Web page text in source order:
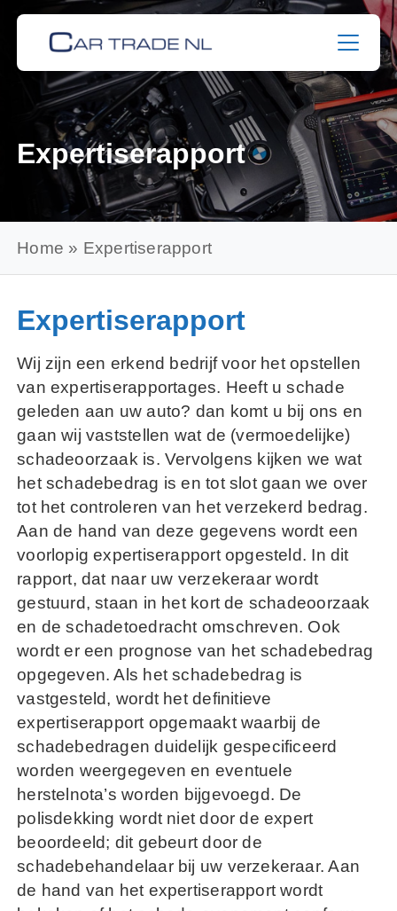
Skip
Expertiserapport
Home » Expertiserapport
Expertiserapport
Wij zijn een erkend bedrijf voor het opstellen
van expertiserapportages. Heeft u schade
geleden aan uw auto? dan komt u bij ons en
gaan wij vaststellen wat de (vermoedelijke)
schadeoorzaak is. Vervolgens kijken we wat
het schadebedrag is en tot slot gaan we over
tot het controleren van het verzekerd bedrag.
Aan de hand van deze gegevens wordt een
voorlopig expertiserapport opgesteld. In dit
rapport, dat naar uw verzekeraar wordt
gestuurd, staan in het kort de schadeoorzaak
en de schadetoedracht omschreven. Ook
wordt er een prognose van het schadebedrag
opgegeven. Als het schadebedrag is
vastgesteld, wordt het definitieve
expertiserapport opgemaakt waarbij de
schadebedragen duidelijk gespecificeerd
worden weergegeven en eventuele
herstelnota’s worden bijgevoegd. De
polisdekking wordt niet door de expert
beoordeeld; dit gebeurt door de
schadebehandelaar bij uw verzekeraar. Aan
de hand van het expertiserapport wordt